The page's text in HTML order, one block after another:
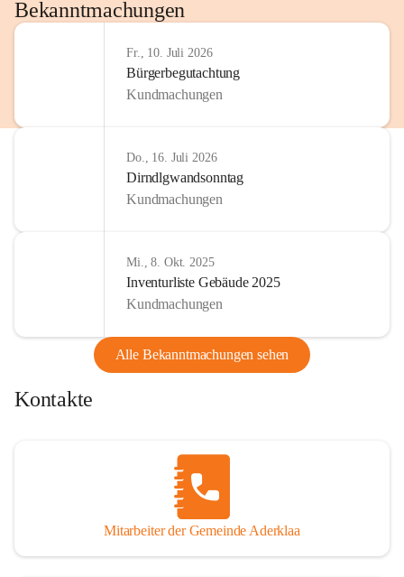
http://www.omv.com
Bekanntmachungen
Fr., 10. Juli 2026
Bürgerbegutachtung
Kundmachungen
Do., 16. Juli 2026
Dirndlgwandsonntag
Kundmachungen
Mi., 8. Okt. 2025
Inventurliste Gebäude 2025
Kundmachungen
Alle Bekanntmachungen sehen
Kontakte
Mitarbeiter der Gemeinde Aderklaa